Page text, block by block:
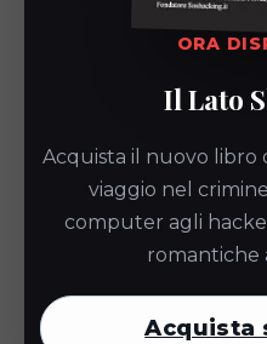
ORA
Il Lato
Acquista il nuovo libro
viaggio nel
computer agli
romantiche
Acquista
Guida Completa
22